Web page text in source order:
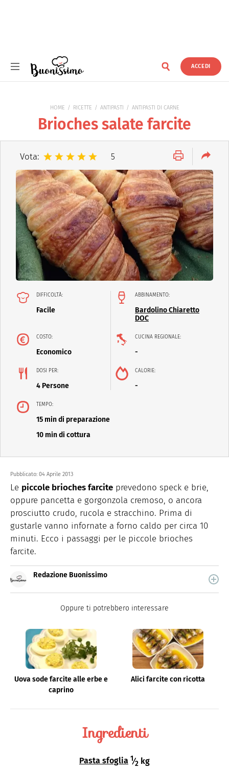
ACCEDI
HOME RICETTE ANTIPASTI ANTIPASTI DI CARNE
Brioches salate farcite
Vota: 5
DIFFICOLTÀ:
Facile
ABBINAMENTO:
Bardolino Chiaretto
DOC
COSTO:
Economico
CUCINA REGIONALE:
-
DOSI PER:
4 Persone
CALORIE:
-
TEMPO:
15 min di preparazione
10 min di cottura
Pubblicato: 04 Aprile 2013
Le piccole brioches farcite prevedono speck e brie,
oppure pancetta e gorgonzola cremoso, o ancora
prosciutto crudo, rucola e stracchino. Prima di
gustarle vanno infornate a forno caldo per circa 10
minuti. Ecco i passaggi per le piccole brioches
farcite.
Redazione Buonissimo
quale trovi idee veloci, facili e spiegate passo passo.
Oppure ti potrebbero interessare
Uova sode farcite alle erbe e
caprino
Alici farcite con ricotta
Ingredienti
Pasta sfoglia 1⁄2 kg